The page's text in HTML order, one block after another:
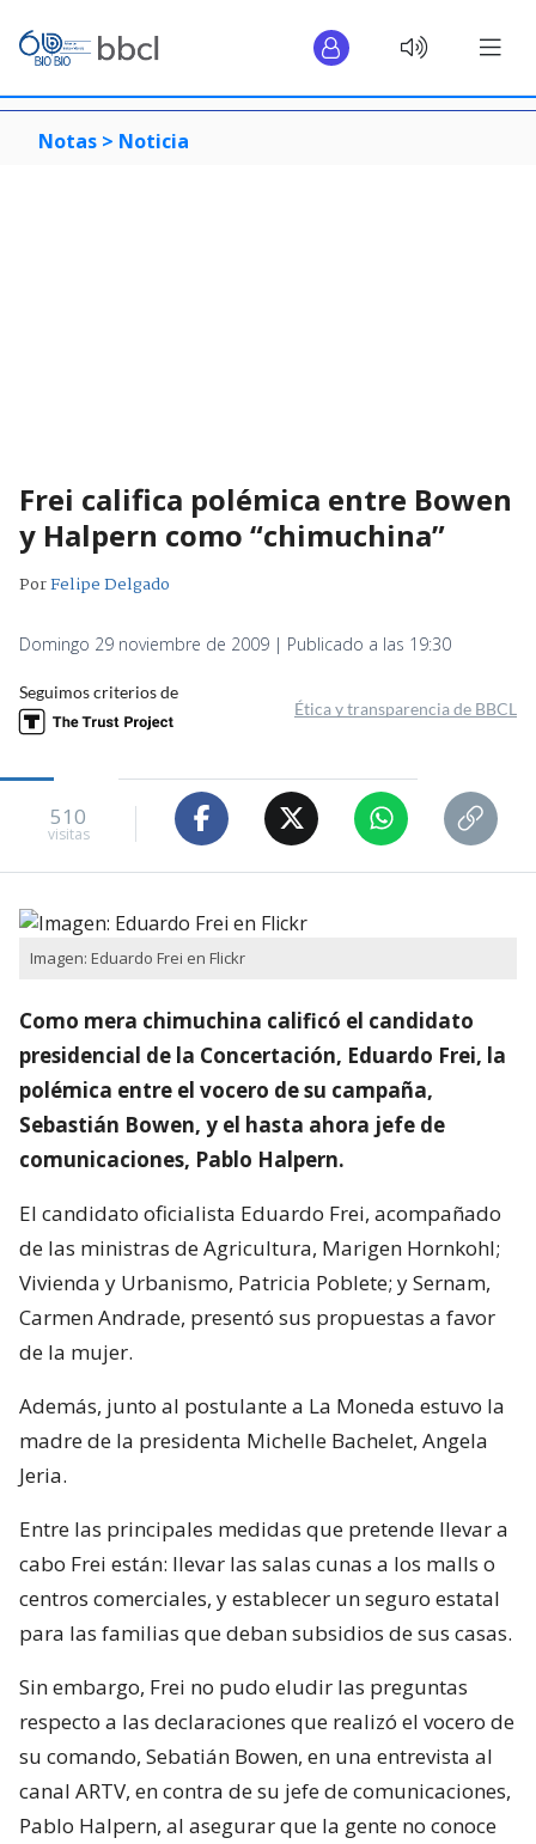
Notas > Noticia
Frei califica polémica entre Bowen
y Halpern como “chimuchina”
PorFelipe Delgado
Domingo 29 noviembre de 2009 | Publicado a las 19:30
Seguimos criterios de
Ética y transparencia de BBCL
510
visitas
Imagen: Eduardo Frei en Flickr
Como mera chimuchina calificó el candidato
presidencial de la Concertación, Eduardo Frei, la
polémica entre el vocero de su campaña,
Sebastián Bowen, y el hasta ahora jefe de
comunicaciones, Pablo Halpern.
El candidato oficialista Eduardo Frei, acompañado
de las ministras de Agricultura, Marigen Hornkohl;
Vivienda y Urbanismo, Patricia Poblete; y Sernam,
Carmen Andrade, presentó sus propuestas a favor
de la mujer.
Además, junto al postulante a La Moneda estuvo la
madre de la presidenta Michelle Bachelet, Angela
Jeria.
Entre las principales medidas que pretende llevar a
cabo Frei están: llevar las salas cunas a los malls o
centros comerciales, y establecer un seguro estatal
para las familias que deban subsidios de sus casas.
Sin embargo, Frei no pudo eludir las preguntas
respecto a las declaraciones que realizó el vocero de
su comando, Sebatián Bowen, en una entrevista al
canal ARTV, en contra de su jefe de comunicaciones,
Pablo Halpern, al asegurar que la gente no conoce